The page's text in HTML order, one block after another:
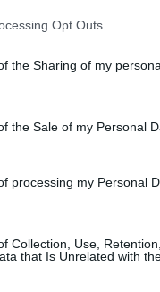
Opt Outs
the Sharing of my
the Sale of my Personal
processing my Personal
Collection, Use,
that Is Unrelated with